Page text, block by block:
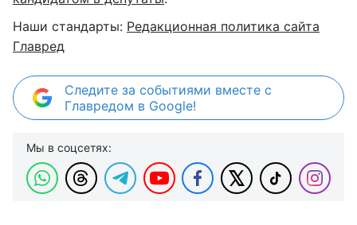
Наши стандарты: Редакционная политика сайта
Главред
Следите за событиями вместе с
Главредом в Google!
Мы в соцсетях: